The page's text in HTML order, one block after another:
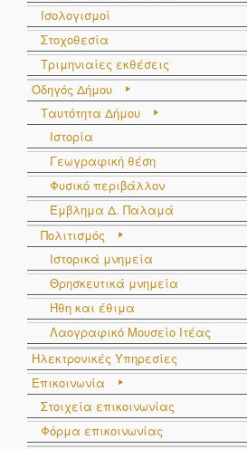
Ισολογισμοί
Στοχοθεσία
Τριμηνιαίες εκθέσεις
Οδηγός Δήμου
Ταυτότητα Δήμου
Ιστορία
Γεωγραφική θέση
Φυσικό περιβάλλον
Έμβλημα Δ. Παλαμά
Πολιτισμός
Ιστορικά μνημεία
Θρησκευτικά μνημεία
Ήθη και έθιμα
Λαογραφικό Μουσείο Ιτέας
Ηλεκτρονικές Υπηρεσίες
Επικοινωνία
Στοιχεία επικοινωνίας
Φόρμα επικοινωνίας